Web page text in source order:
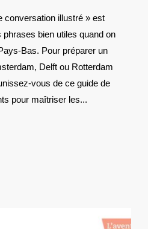
DE
ILLUSTRÉ
conversation illustré » est
phrases bien utiles quand on
Bas. Pour préparer un
Delft ou Rotterdam
vous de ce guide de
pour maîtriser les...